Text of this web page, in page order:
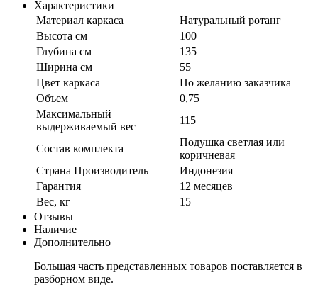
Характеристики
Материал каркаса
Натуральный ротанг
Высота см
100
Глубина см
135
Ширина см
55
Цвет каркаса
По желанию заказчика
Объем
0,75
Максимальный
выдерживаемый вес
115
Состав комплекта
Подушка светлая или
коричневая
Страна Производитель
Индонезия
Гарантия
12 месяцев
Вес, кг
15
Отзывы
Наличие
Дополнительно
Большая часть представленных товаров поставляется в
разборном виде.